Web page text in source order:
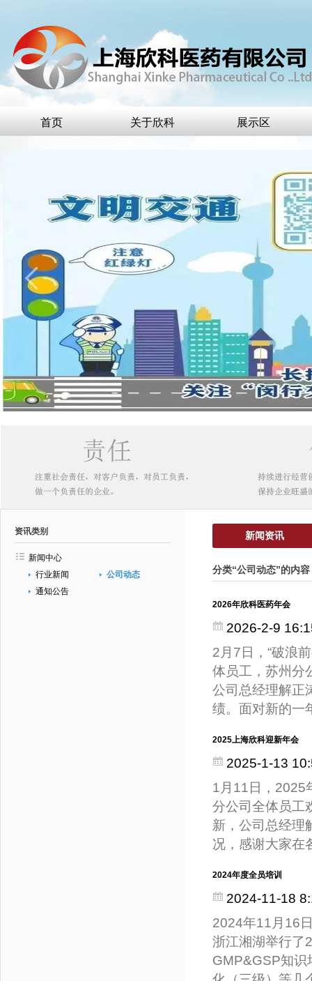
首页 关于欣科 展示区
资讯类别
新闻中心
行业新闻
公司动态
通知公告
新闻资讯
分类“公司动态”的内容
2026年欣科医药年会
2026-2-9
2月7日，“破浪
体员工，苏州分
公司总经理解正
绩。面对新的一
2025上海欣科迎新年会
2025-1-13
1月11日，2025
分公司全体员工
新，公司总经理
况，感谢大家在
2024年度全员培训
2024-11-18
2024年11月16
浙江湘湖举行了
GMP&GSP知识